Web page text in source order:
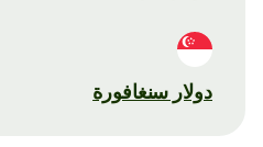
دولار سنغافورة